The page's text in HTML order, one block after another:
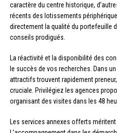
caractère du centre historique,
récents des lotissements
directement la qualité du portefeuille
conseils prodigués.
La réactivité et la disponibilité des
le succès de vos recherches. Dans
attractifs trouvent rapidement
cruciale. Privilégiez les agences
organisant des visites dans les 48
Les services annexes offerts